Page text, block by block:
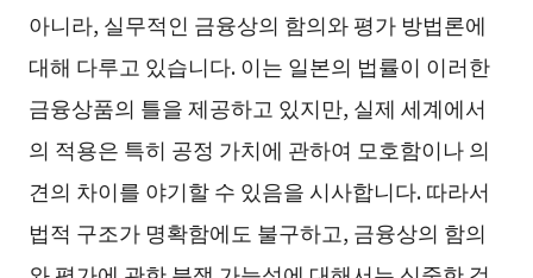
아니라, 실무적인 금융상의 함의와 평가 방법론에
대해 다루고 있습니다. 이는 일본의 법률이 이러한
금융상품의 틀을 제공하고 있지만, 실제 세계에서
의 적용은 특히 공정 가치에 관하여 모호함이나 의
견의 차이를 야기할 수 있음을 시사합니다. 따라서
법적 구조가 명확함에도 불구하고, 금융상의 함의